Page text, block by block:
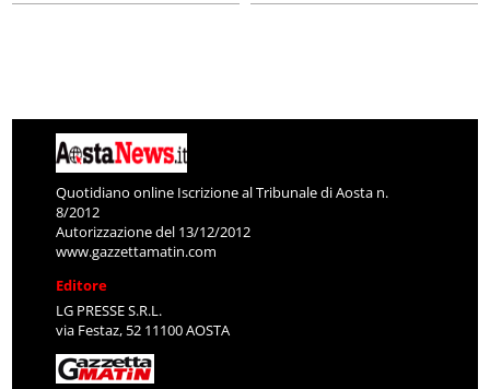
Quotidiano online Iscrizione al Tribunale di Aosta n.
8/2012
Autorizzazione del 13/12/2012
www.gazzettamatin.com
Editore
LG PRESSE S.R.L.
via Festaz, 52 11100 AOSTA